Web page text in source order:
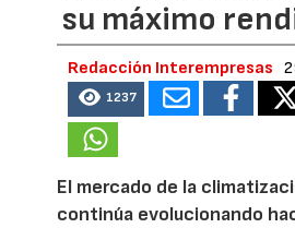
su máximo
Redacción Interempresas
1237
El mercado de la
continúa evolucionando